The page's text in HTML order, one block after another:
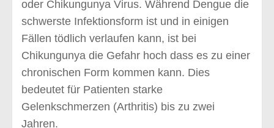
oder Chikungunya Virus. Während Dengue die
schwerste Infektionsform ist und in einigen
Fällen tödlich verlaufen kann, ist bei
Chikungunya die Gefahr hoch dass es zu einer
chronischen Form kommen kann. Dies
bedeutet für Patienten starke
Gelenkschmerzen (Arthritis) bis zu zwei
Jahren.